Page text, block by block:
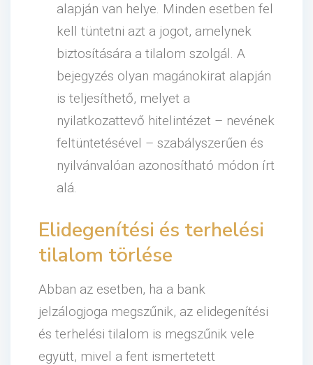
alapján van helye. Minden esetben fel
kell tüntetni azt a jogot, amelynek
biztosítására a tilalom szolgál. A
bejegyzés olyan magánokirat alapján
is teljesíthető, melyet a
nyilatkozattevő hitelintézet – nevének
feltüntetésével – szabályszerűen és
nyilvánvalóan azonosítható módon írt
alá.
Elidegenítési és terhelési
tilalom törlése
Abban az esetben, ha a bank
jelzálogjoga megszűnik, az elidegenítési
és terhelési tilalom is megszűnik vele
együtt, mivel a fent ismertetett